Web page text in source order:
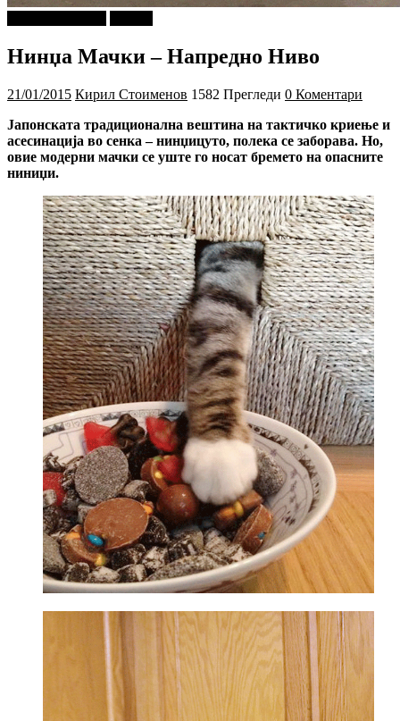
Нинџа Мачки – Напредно Ниво
21/01/2015 Кирил Стоименов 1582 Прегледи 0 Коментари
Јапонската традиционална вештина на тактичко криење и
асесинација во сенка – нинџицуто, полека се заборава. Но,
овие модерни мачки се уште го носат бремето на опасните
ниниџи.